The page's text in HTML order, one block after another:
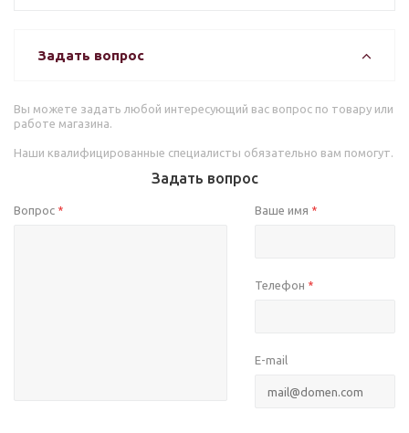
Задать вопрос
Вы можете задать любой интересующий вас вопрос по товару или
работе магазина.
Наши квалифицированные специалисты обязательно вам помогут.
Задать вопрос
Вопрос * Ваше имя *
Телефон *
E-mail